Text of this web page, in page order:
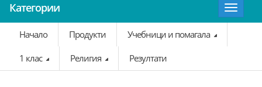
Категории
Toggle
Начало
Продукти Учебници и помагала
1 клас Религия Резултати